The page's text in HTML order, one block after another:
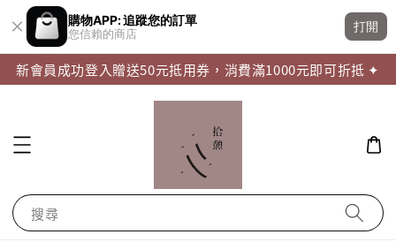
購物APP: 追蹤您的訂單
您信賴的商店
打開
新會員成功登入贈送50元抵用券，消費滿1000元即可折抵 ✦
搜尋